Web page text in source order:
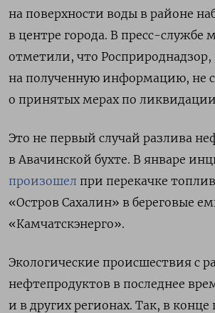
на поверхности воды в районе
в центре города. В пресс-службе
отметили, что Росприроднадзор,
на полученную информацию, не
о принятых мерах по
Это не первый случай разлива
в Авачинской бухте. В январе
произошел при перекачке
«Остров Сахалин» в береговые
«Камчатскэнерго».
Экологические происшествия с
нефтепродуктов в последнее
и в других регионах. Так, в конце